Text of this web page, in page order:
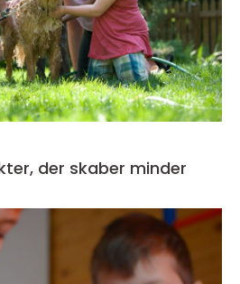
der skaber minder